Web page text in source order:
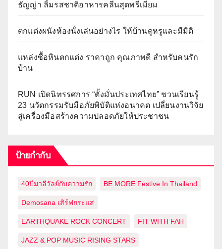
ธัญญ่า ลิ้มรสชาติอาหารคลีนสุดพรีเมียม
ตกแต่งผนังห้องนั่งเล่นอย่างไร ให้บ้านดูหรูและมีมิติ
แหล่งซื้อหินตกแต่ง ราคาถูก คุณภาพดี สำหรับคนรัก
บ้าน
RUN เปิดนิทรรศการ “ตั้งมั่นประเทศไทย” ชวนเรียนรู้
23 นวัตกรรมรับมือภัยพิบัติแห่งอนาคต เปลี่ยนงานวิจัย
สู่เครื่องมือสร้างความปลอดภัยให้ประชาชน
ป้ายกำกับ
40ปีมาลีวัลย์กับความรัก BE MORE Festive In Thailand
Demosana เสิร์ฟกระแส
EARTHQUAKE ROCK CONCERT FIT WITH FAH
JAZZ & POP MUSIC RISING STARS